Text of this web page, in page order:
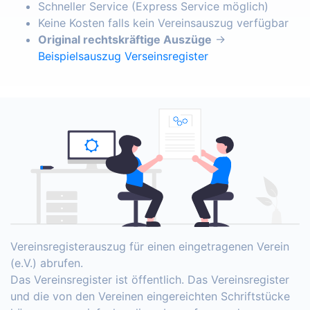
Schneller Service (Express Service möglich)
Keine Kosten falls kein Vereinsauszug verfügbar
Original rechtskräftige Auszüge →
Beispielsauszug Verseinsregister
Vereinsregisterauszug für einen eingetragenen Verein
(e.V.) abrufen.
Das Vereinsregister ist öffentlich. Das Vereinsregister
und die von den Vereinen eingereichten Schriftstücke